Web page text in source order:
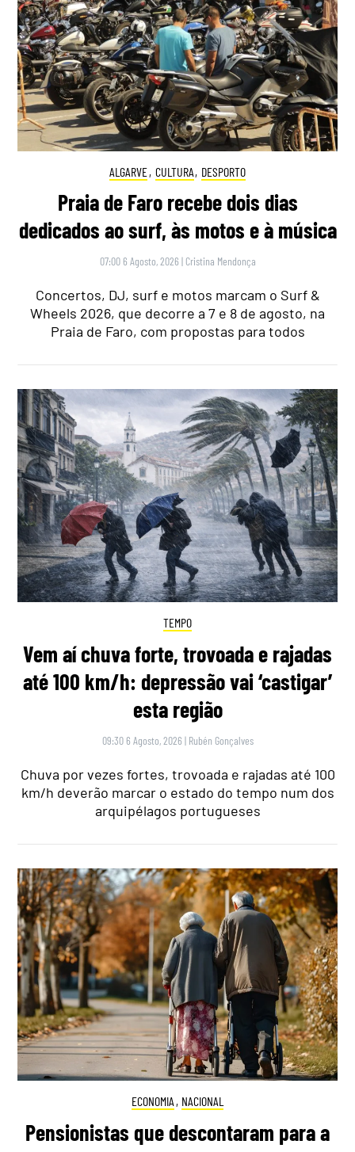
ALGARVE, CULTURA, DESPORTO
Praia de Faro recebe dois dias
dedicados ao surf, às motos e à música
07:00 6 Agosto, 2026 | Cristina Mendonça
Concertos, DJ, surf e motos marcam o Surf &
Wheels 2026, que decorre a 7 e 8 de agosto, na
Praia de Faro, com propostas para todos
TEMPO
Vem aí chuva forte, trovoada e rajadas
até 100 km/h: depressão vai ‘castigar’
esta região
09:30 6 Agosto, 2026 | Rubén Gonçalves
Chuva por vezes fortes, trovoada e rajadas até 100
km/h deverão marcar o estado do tempo num dos
arquipélagos portugueses
ECONOMIA , NACIONAL
Pensionistas que descontaram para a